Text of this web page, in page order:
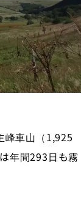
峰車山（1,925
年間293日も霧